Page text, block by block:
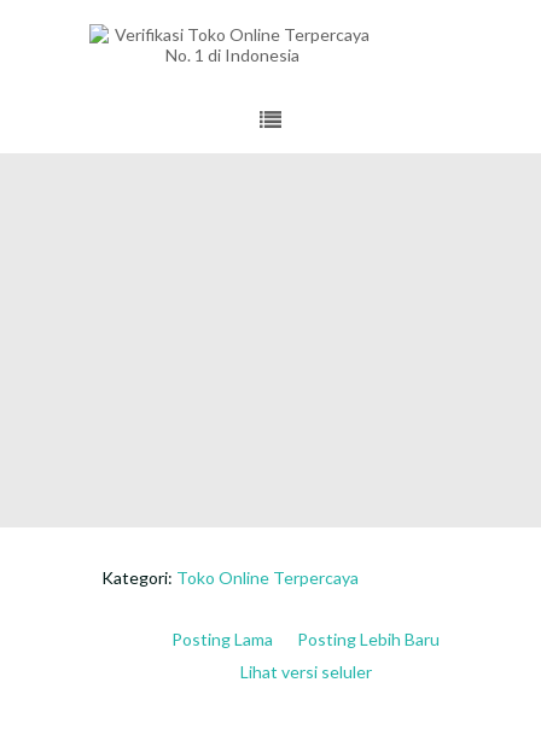
Kategori: Toko Online Terpercaya
Posting Lebih Baru
Posting Lama
Lihat versi seluler